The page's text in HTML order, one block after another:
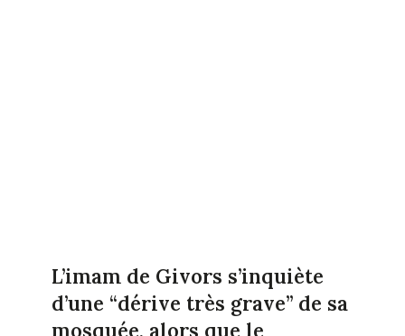
L’imam de Givors s’inquiète
d’une “dérive très grave” de sa
mosquée, alors que le